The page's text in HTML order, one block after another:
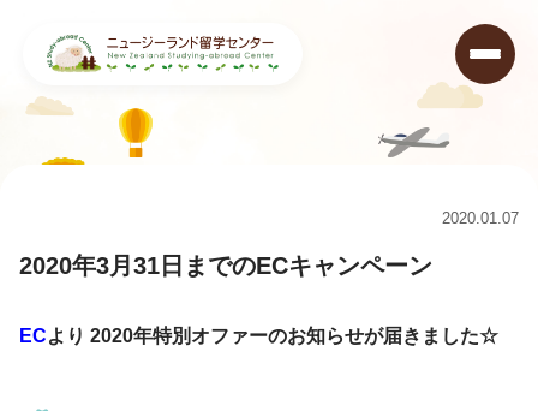
2020.01.07
2020年3月31日までのECキャンペーン
ECより 2020年特別オファーのお知らせが届きました☆